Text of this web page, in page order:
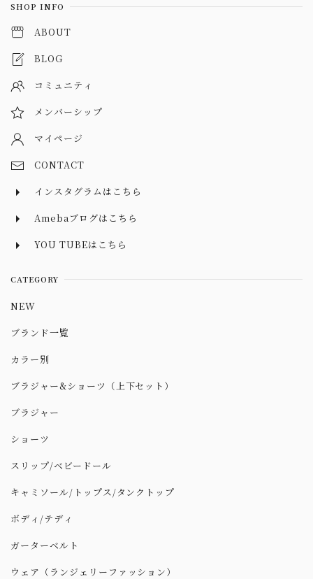
SHOP INFO
ABOUT
BLOG
コミュニティ
メンバーシップ
マイページ
CONTACT
インスタグラムはこちら
Amebaブログはこちら
YOU TUBEはこちら
CATEGORY
NEW
ブランド一覧
カラー別
ブラジャー&ショーツ（上下セット）
ブラジャー
ショーツ
スリップ/ベビードール
キャミソール/トップス/タンクトップ
ボディ/テディ
ガーターベルト
ウェア（ランジェリーファッション）